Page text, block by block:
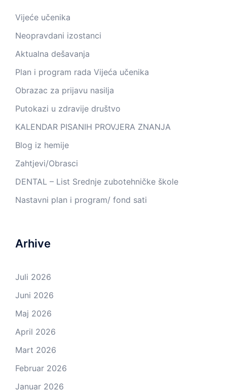
Vijeće učenika
Neopravdani izostanci
Aktualna dešavanja
Plan i program rada Vijeća učenika
Obrazac za prijavu nasilja
Putokazi u zdravije društvo
KALENDAR PISANIH PROVJERA ZNANJA
Blog iz hemije
Zahtjevi/Obrasci
DENTAL – List Srednje zubotehničke škole
Nastavni plan i program/ fond sati
Arhive
Juli 2026
Juni 2026
Maj 2026
April 2026
Mart 2026
Februar 2026
Januar 2026